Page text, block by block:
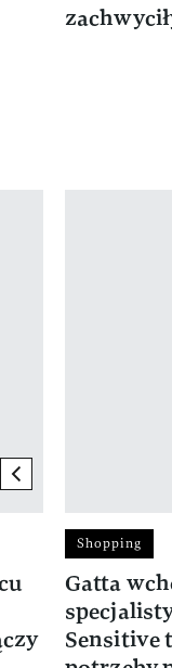
previous element
Shopping
Gatta
Sensitive